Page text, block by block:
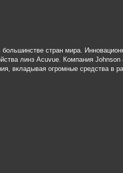
стран мира.
линз Acuvue. Компания
вкладывая огромные средства в